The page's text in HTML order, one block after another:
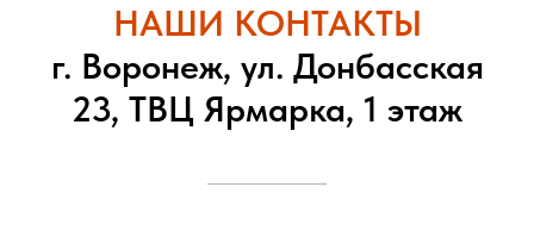
НАШИ КОНТАКТЫ
г. Воронеж, ул. Донбасская
23, ТВЦ Ярмарка, 1 этаж